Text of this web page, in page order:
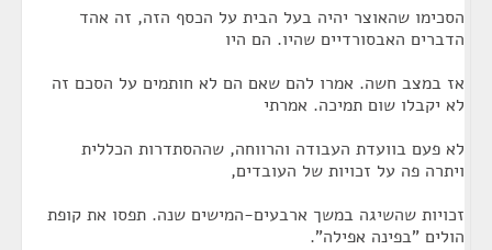
הסכימו שהאוצר יהיה בעל הבית על הכסף הזה, זה אהד
הדברים האבסורדיים שהיו. הם היו
אז במצב חשה. אמרו להם שאם הם לא חותמים על הסכם זה
לא יקבלו שום תמיכה. אמרתי
לא פעם בוועדת העבודה והרווחה, שההסתדרות הכללית
ויתרה פה על זכויות של העובדים,
זכויות שהשיגה במשך ארבעים-המישים שנה. תפסו את קופת
הולים "בפינה אפילה".